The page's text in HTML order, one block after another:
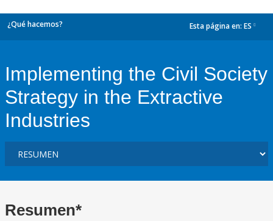
¿Qué hacemos? Esta página en: ES
Implementing the Civil Society
Strategy in the Extractive
Industries
Resumen*